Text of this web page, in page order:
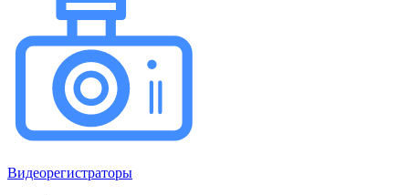
Видеорегистраторы